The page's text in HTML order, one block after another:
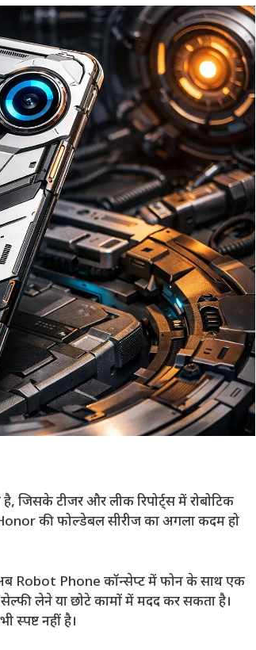
टीजर और लीक रिपोर्ट्स में रोबोटिक
Honor की फोल्डेबल सीरीज का अगला कदम हो
Robot Phone कॉन्सेप्ट में फोन के साथ एक
सेल्फी लेने या छोटे कामों में मदद कर सकता है।
स्पष्ट नहीं है।